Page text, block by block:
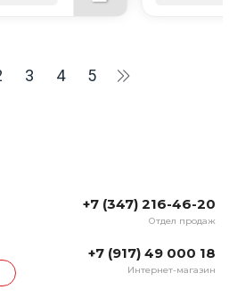
3 4 5
+7 (347) 216-46-20
Отдел продаж
+7 (917) 49 000 18
Интернет-магазин